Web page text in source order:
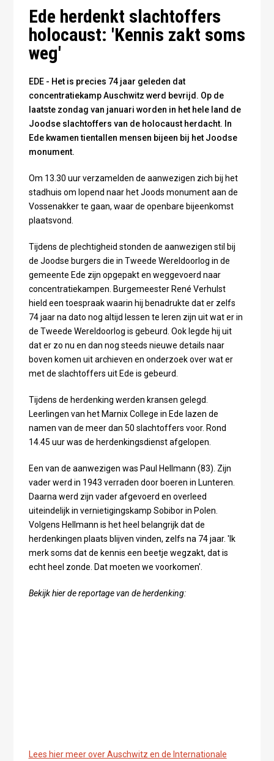
Ede herdenkt slachtoffers
holocaust: 'Kennis zakt soms
weg'
EDE - Het is precies 74 jaar geleden dat
concentratiekamp Auschwitz werd bevrijd. Op de
laatste zondag van januari worden in het hele land de
Joodse slachtoffers van de holocaust herdacht. In
Ede kwamen tientallen mensen bijeen bij het Joodse
monument.
Om 13.30 uur verzamelden de aanwezigen zich bij het
stadhuis om lopend naar het Joods monument aan de
Vossenakker te gaan, waar de openbare bijeenkomst
plaatsvond.
Tijdens de plechtigheid stonden de aanwezigen stil bij
de Joodse burgers die in Tweede Wereldoorlog in de
gemeente Ede zijn opgepakt en weggevoerd naar
concentratiekampen. Burgemeester René Verhulst
hield een toespraak waarin hij benadrukte dat er zelfs
74 jaar na dato nog altijd lessen te leren zijn uit wat er in
de Tweede Wereldoorlog is gebeurd. Ook legde hij uit
dat er zo nu en dan nog steeds nieuwe details naar
boven komen uit archieven en onderzoek over wat er
met de slachtoffers uit Ede is gebeurd.
Tijdens de herdenking werden kransen gelegd.
Leerlingen van het Marnix College in Ede lazen de
namen van de meer dan 50 slachtoffers voor. Rond
14.45 uur was de herdenkingsdienst afgelopen.
Een van de aanwezigen was Paul Hellmann (83). Zijn
vader werd in 1943 verraden door boeren in Lunteren.
Daarna werd zijn vader afgevoerd en overleed
uiteindelijk in vernietigingskamp Sobibor in Polen.
Volgens Hellmann is het heel belangrijk dat de
herdenkingen plaats blijven vinden, zelfs na 74 jaar. 'Ik
merk soms dat de kennis een beetje wegzakt, dat is
echt heel zonde. Dat moeten we voorkomen'.
Bekijk hier de reportage van de herdenking:
Lees hier meer over Auschwitz en de Internationale